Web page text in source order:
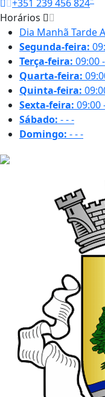
+351 239 456 824
Horários
Dia Manhã Tarde
Segunda-feira:
Terça-feira: 09:00
Quarta-feira:
Quinta-feira:
Sexta-feira: 09:00
Sábado: ---
Domingo: ---